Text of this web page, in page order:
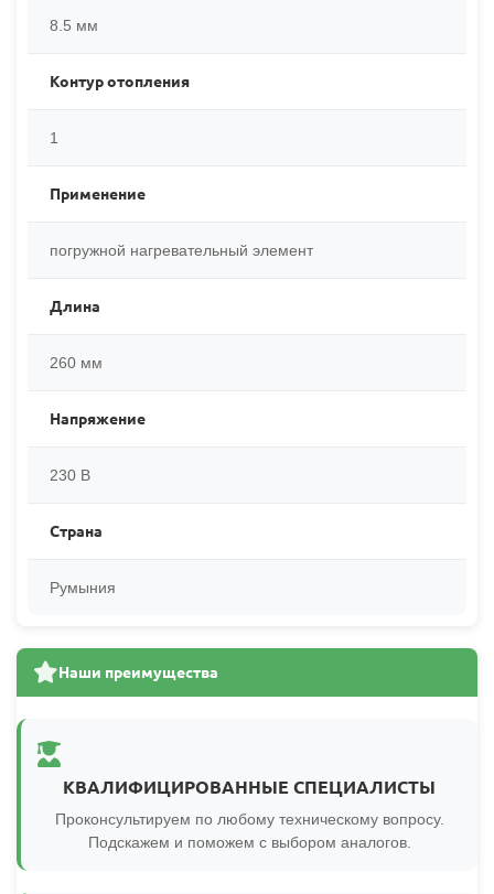
8.5 мм
Контур отопления
1
Применение
погружной нагревательный элемент
Длина
260 мм
Напряжение
230 В
Страна
Румыния
Наши преимущества
КВАЛИФИЦИРОВАННЫЕ СПЕЦИАЛИСТЫ
Проконсультируем по любому техническому вопросу.
Подскажем и поможем с выбором аналогов.